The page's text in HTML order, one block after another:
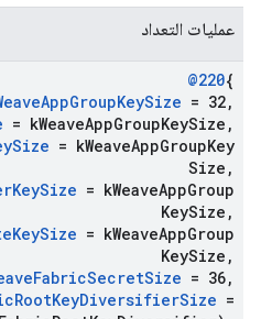
عمليات التعداد
@220{
AppGroupKeySize = 32,
= kWeaveAppGroupKeySize ,
Size = kWeaveAppGroupKey
Size ,
KeySize = kWeaveAppGroup
KeySize ,
KeySize = kWeaveAppGroup
KeySize ,
FabricSecretSize = 36,
RootKeyDiversifierSize =